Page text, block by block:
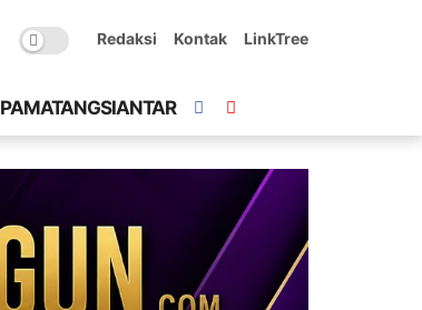
Redaksi Kontak LinkTree
PAMATANGSIANTAR